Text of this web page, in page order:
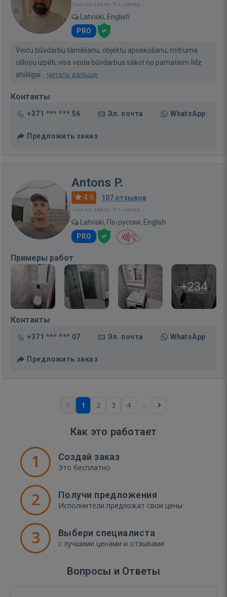
Был на сайте: 9 ч. назад
Latviski, English
PRO
Veicu būvdarbu tāmēšanu, objektu apsekošanu, mitruma
cēloņu izpēti, visa veida būvdarbus sākot no pamatiem līdz
atslēgai... читать дальше
Контакты
+371 *** *** 56 Эл. почта WhatsApp
Предложить заказ
Antons P.
4.9 · 107 отзывов
Был на сайте: 9 ч. назад
Latviski, По-русски, English
PRO
Примеры работ
+234
Контакты
+371 *** *** 07 Эл. почта WhatsApp
Предложить заказ
1 2 3 4 ...
Как это работает
1 Создай заказ
Это бесплатно
2 Получи предложения
Исполнители предложат свои цены
3 Выбери специалиста
с лучшими ценами и отзывами
Вопросы и Ответы